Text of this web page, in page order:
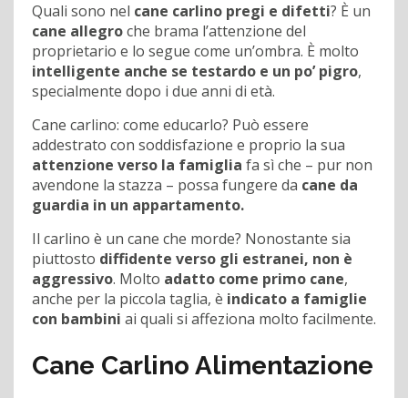
Quali sono nel cane carlino pregi e difetti? È un
cane allegroche brama l’attenzione del
proprietario e lo segue come un’ombra. È molto
intelligente anche se testardo e un po’ pigro,
specialmente dopo i due anni di età.
Cane carlino: come educarlo? Può essere
addestrato con soddisfazione e proprio la sua
attenzione verso la famiglia fa sì che – pur non
avendone la stazza – possa fungere da cane da
guardia in un appartamento.
Il carlino è un cane che morde? Nonostante sia
piuttosto diffidente verso gli estranei, non è
aggressivo. Molto adatto come primo cane,
anche per la piccola taglia, è indicato a famiglie
con bambini ai quali si affeziona molto facilmente.
Cane Carlino Alimentazione